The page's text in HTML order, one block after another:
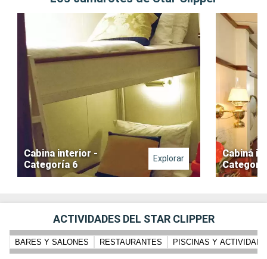
Cabina interior -
Categoría 6
Explorar
Cabina
ACTIVIDADES DEL STAR CLIPPER
BARES Y SALONES RESTAURANTES PISCINAS Y